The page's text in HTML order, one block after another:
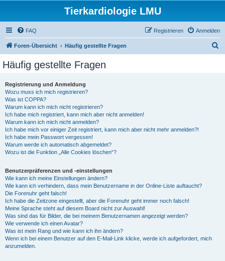
Tierkardiologie LMU
FAQ Anmelden
Registrieren
Foren-Übersicht Häufig gestellte Fragen
Häufig gestellte Fragen
Registrierung und Anmeldung
Wozu muss ich mich registrieren?
Was ist COPPA?
Warum kann ich mich nicht registrieren?
Ich habe mich registriert, kann mich aber nicht anmelden!
Warum kann ich mich nicht anmelden?
Ich habe mich vor einiger Zeit registriert, kann mich aber nicht mehr anmelden?!
Ich habe mein Passwort vergessen!
Warum werde ich automatisch abgemeldet?
Wozu ist die Funktion „Alle Cookies löschen“?
Benutzerpräferenzen und -einstellungen
Wie kann ich meine Einstellungen ändern?
Wie kann ich verhindern, dass mein Benutzername in der Online-Liste auftaucht?
Die Forenuhr geht falsch!
Ich habe die Zeitzone eingestellt, aber die Forenuhr geht immer noch falsch!
Meine Sprache steht auf diesem Board nicht zur Auswahl!
Was sind das für Bilder, die bei meinem Benutzernamen angezeigt werden?
Wie verwende ich einen Avatar?
Was ist mein Rang und wie kann ich ihn ändern?
Wenn ich bei einem Benutzer auf den E-Mail-Link klicke, werde ich aufgefordert, mich
anzumelden.